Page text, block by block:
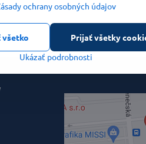
ochrany osobných údajov
Ukázať podrobnosti
Prijať všetky
všetko